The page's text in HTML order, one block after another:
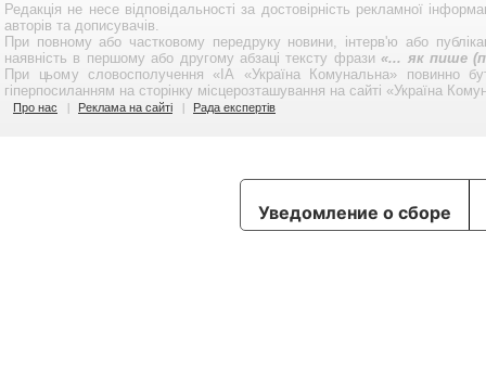
Редакція не несе відповідальності за достовірність рекламної
авторів та дописувачів.
При повному або частковому передруку новини, інтерв'ю або
наявність в першому або другому абзаці тексту фрази«... як пише
При цьому словосполучення «ІА «Україна Комунальна» повинно
гіперпосиланням на сторінку місцерозташування на сайті «Україна
Про нас Реклама на сайті Рада експертів
Уведомление о сборе